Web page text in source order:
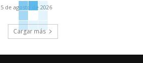
5 de agosto de 2026
Cargar más